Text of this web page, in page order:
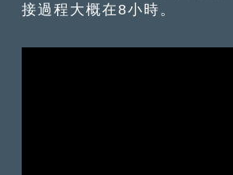
接過程大概在8小時。